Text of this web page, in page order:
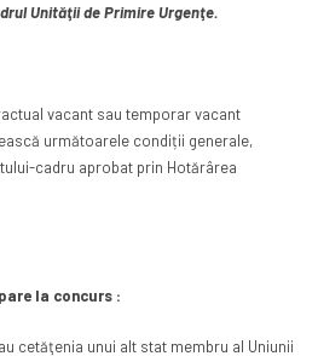
Unităţii de Primire Urgenţe.
vacant sau temporar vacant
următoarele condiții generale,
cadru aprobat prin Hotărârea
la concurs :
cetăţenia unui alt stat membru al Uniunii